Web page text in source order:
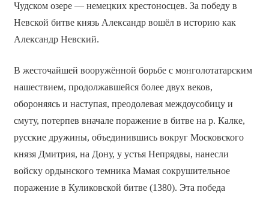
Чудском озере — немецких крестоносцев. За победу в
Невской битве князь Александр вошёл в историю как
Александр Невский.
В жесточайшей вооружённой борьбе с монголо­татарским
нашествием, продолжавшейся более двух веков,
обороняясь и наступая, преодолевая междоусобицу и
смуту, потерпев вначале поражение в битве на р. Калке,
русские дружины, объединившись вокруг Московского
князя Дмитрия, на Дону, у устья Непрядвы, нанесли
войску ордынского темника Мамая сокрушительное
поражение в Куликовской битве (1380). Эта победа